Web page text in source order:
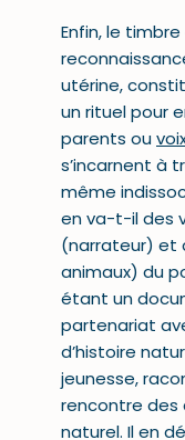
Enfin, le
utérine,
un rituel pour
parents ou
s’incarnent à
même
en va-t-il des
(narrateur) et
animaux) du
étant un
partenariat
d’histoire
jeunesse,
rencontre des
naturel. Il en